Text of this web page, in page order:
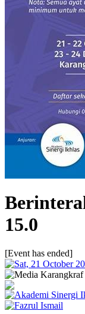
15.0
[Event has ended]
Sat, 21 October
Media Karangkraf
Akademi Sinergi
Fazrul Ismail